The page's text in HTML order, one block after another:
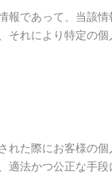
報であって、当該
れにより特定の
た際にお客様の個
法かつ公正な手段